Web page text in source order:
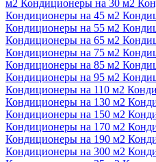
м2 Кондиционеры на 30 м2
Кондиционеры на 45 м2
Кондиционеры на 55 м2
Кондиционеры на 65 м2
Кондиционеры на 75 м2
Кондиционеры на 85 м2
Кондиционеры на 95 м2
Кондиционеры на 110 м2
Кондиционеры на 130 м2
Кондиционеры на 150 м2
Кондиционеры на 170 м2
Кондиционеры на 190 м2
Кондиционеры на 300 м2